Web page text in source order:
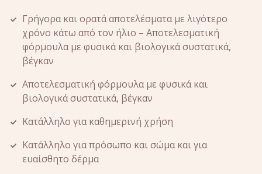
Γρήγορα και ορατά αποτελέσματα με λιγότερο
χρόνο κάτω από τον ήλιο – Αποτελεσματική
φόρμουλα με φυσικά και βιολογικά συστατικά,
βέγκαν
Αποτελεσματική φόρμουλα με φυσικά και
βιολογικά συστατικά, βέγκαν
Κατάλληλο για καθημερινή χρήση
Κατάλληλο για πρόσωπο και σώμα και για
ευαίσθητο δέρμα